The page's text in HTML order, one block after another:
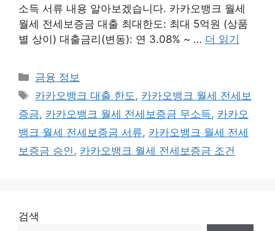
소득 서류 내용 알아보겠습니다. 카카오뱅크 월세
월세 전세보증금 대출 최대한도: 최대 5억원 (상품
별 상이) 대출금리(변동): 연 3.08% ~ … 더 읽기
카
테
고
리
금융 정보
태
그
카카오뱅크 대출 한도 , 카카오뱅크 월세 전세보
증금, 카카오뱅크 월세 전세보증금 무소득, 카카오
뱅크 월세 전세보증금 서류, 카카오뱅크 월세 전세
보증금 승인 , 카카오뱅크 월세 전세보증금 조건
검색